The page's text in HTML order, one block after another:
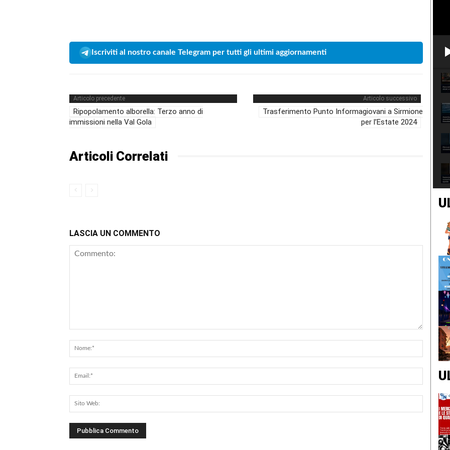
Iscriviti al nostro canale Telegram per tutti gli ultimi aggiornamenti
Articolo precedente
Ripopolamento alborella: Terzo anno di
immissioni nella Val Gola
Articolo successivo
Trasferimento Punto Informagiovani a Sirmione
per l’Estate 2024
Articoli Correlati
LASCIA UN COMMENTO
Nome:*
Email:*
Web: